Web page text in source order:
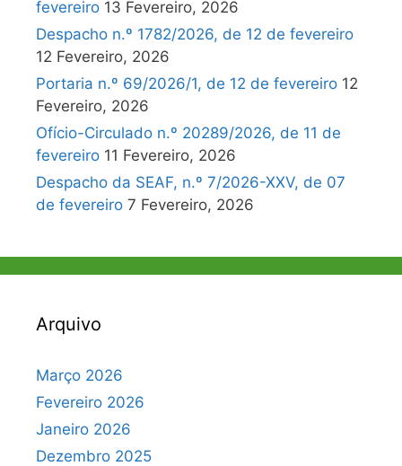
fevereiro 13 Fevereiro, 2026
Despacho n.º 1782/2026, de 12 de fevereiro
12 Fevereiro, 2026
Portaria n.º 69/2026/1, de 12 de fevereiro 12
Fevereiro, 2026
Ofício-Circulado n.º 20289/2026, de 11 de
fevereiro 11 Fevereiro, 2026
Despacho da SEAF, n.º 7/2026-XXV, de 07
de fevereiro 7 Fevereiro, 2026
Arquivo
Março 2026
Fevereiro 2026
Janeiro 2026
Dezembro 2025